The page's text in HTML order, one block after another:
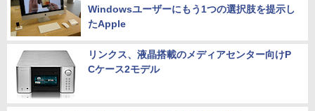
Windowsユーザーにもう1つの選択肢を提示し
たApple
リンクス、液晶搭載のメディアセンター向けP
Cケース2モデル